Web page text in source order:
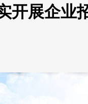
开展企业